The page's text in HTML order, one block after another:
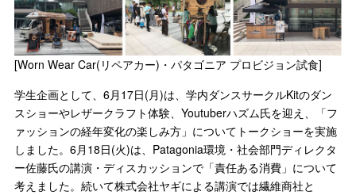
[Worn Wear Car(リペアカー)・パタゴニア プロビジョン試食]
学生企画として、6月17日(月)は、学内ダンスサークルKitのダン
スショーやレザークラフト体験、Youtuberハズム氏を迎え、「フ
ァッションの経年変化の楽しみ方」についてトークショーを実施
しました。6月18日(火)は、Patagonia環境・社会部門ディレクタ
ー佐藤氏の講演・ディスカッションで「責任ある消費」について
考えました。続いて株式会社ヤギによる講演では繊維商社と